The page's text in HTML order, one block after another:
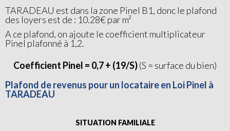
TARADEAU est dans la zone Pinel B1, donc le plafond
des loyers est de : 10.28€ par m²
A ce plafond, on ajoute le coefficient multiplicateur
Pinel plafonné à 1,2.
Coefficient Pinel = 0,7 + (19/S)(S = surface du bien)
Plafond de revenus pour un locataire en Loi Pinel à
TARADEAU
SITUATION FAMILIALE